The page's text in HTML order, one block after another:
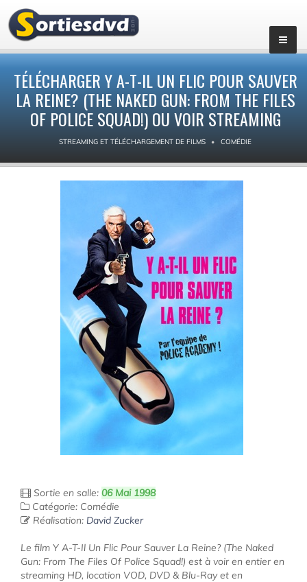
TÉLÉCHARGER Y A-T-IL UN FLIC POUR SAUVER
LA REINE? (THE NAKED GUN: FROM THE FILES
OF POLICE SQUAD!) OU VOIR STREAMING
STREAMING ET TÉLÉCHARGEMENT DE FILMS COMÉDIE
Sortie en salle: 06 Mai 1998
Catégorie: Comédie
Réalisation: David Zucker
Le film Y A-T-Il Un Flic Pour Sauver La Reine? (The Naked
Gun: From The Files Of Police Squad!) est à voir en entier en
streaming HD, location VOD, DVD & Blu-Ray et en